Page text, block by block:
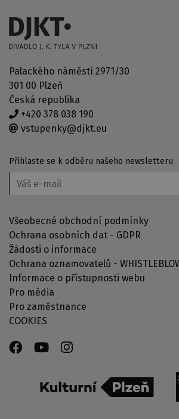
Palackého náměstí 2971/30
301 00 Plzeň
Česká republika
+420 378 038 190
vstupenky@djkt.eu
Přihlaste se k odběru našeho newsletteru
Všeobecné obchodní podmínky
Ochrana osobních dat - GDPR
Žádosti o informace
Ochrana oznamovatelů -
Informace o přístupnosti webu
Pro média
Pro zaměstnance
COOKIES